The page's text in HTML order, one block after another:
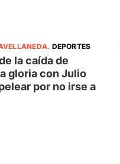
. DEPORTES
la caída de
gloria con Julio
por no irse a